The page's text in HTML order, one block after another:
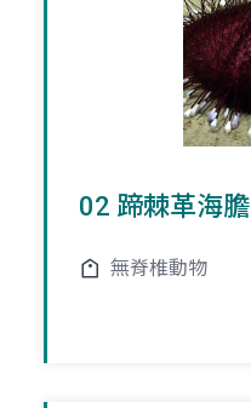
02 蹄棘革海膽
無脊椎動物